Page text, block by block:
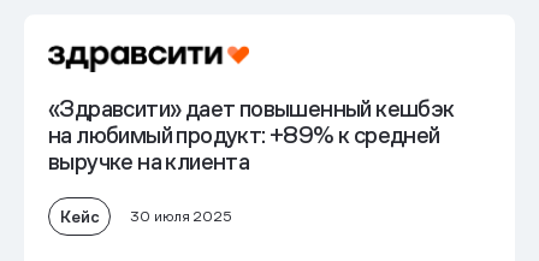
«Здравсити» дает повышенный кешбэк
на любимый продукт: +89% к средней
выручке на клиента
Кейс 30 июля 2025